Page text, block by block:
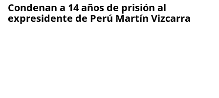
Condenan a 14 años de prisión al
expresidente de Perú Martín Vizcarra